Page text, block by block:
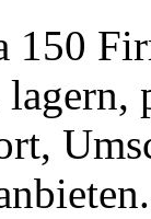
150